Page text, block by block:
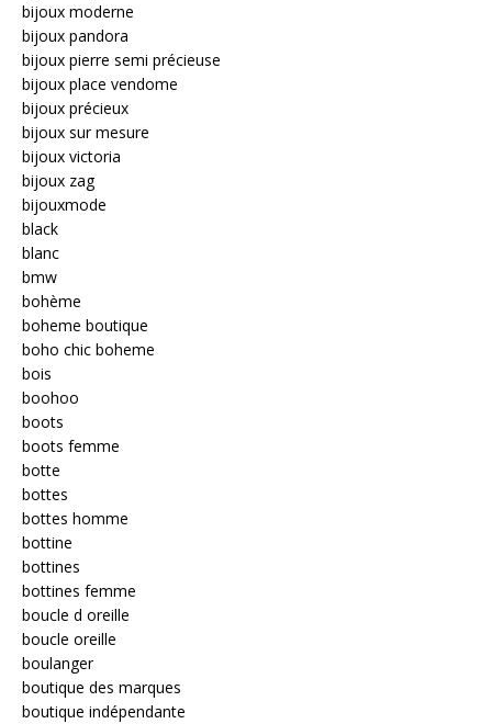
bijoux moderne
bijoux pandora
bijoux pierre semi précieuse
bijoux place vendome
bijoux précieux
bijoux sur mesure
bijoux victoria
bijoux zag
bijouxmode
black
blanc
bmw
bohème
boheme boutique
boho chic boheme
bois
boohoo
boots
boots femme
botte
bottes
bottes homme
bottine
bottines
bottines femme
boucle d oreille
boucle oreille
boulanger
boutique des marques
boutique indépendante